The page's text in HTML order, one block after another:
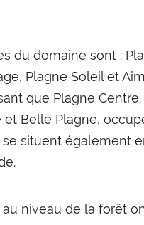
du domaine sont :
Plagne Soleil et
que Plagne Centre.
et Belle Plagne,
situent également
au niveau de la forêt